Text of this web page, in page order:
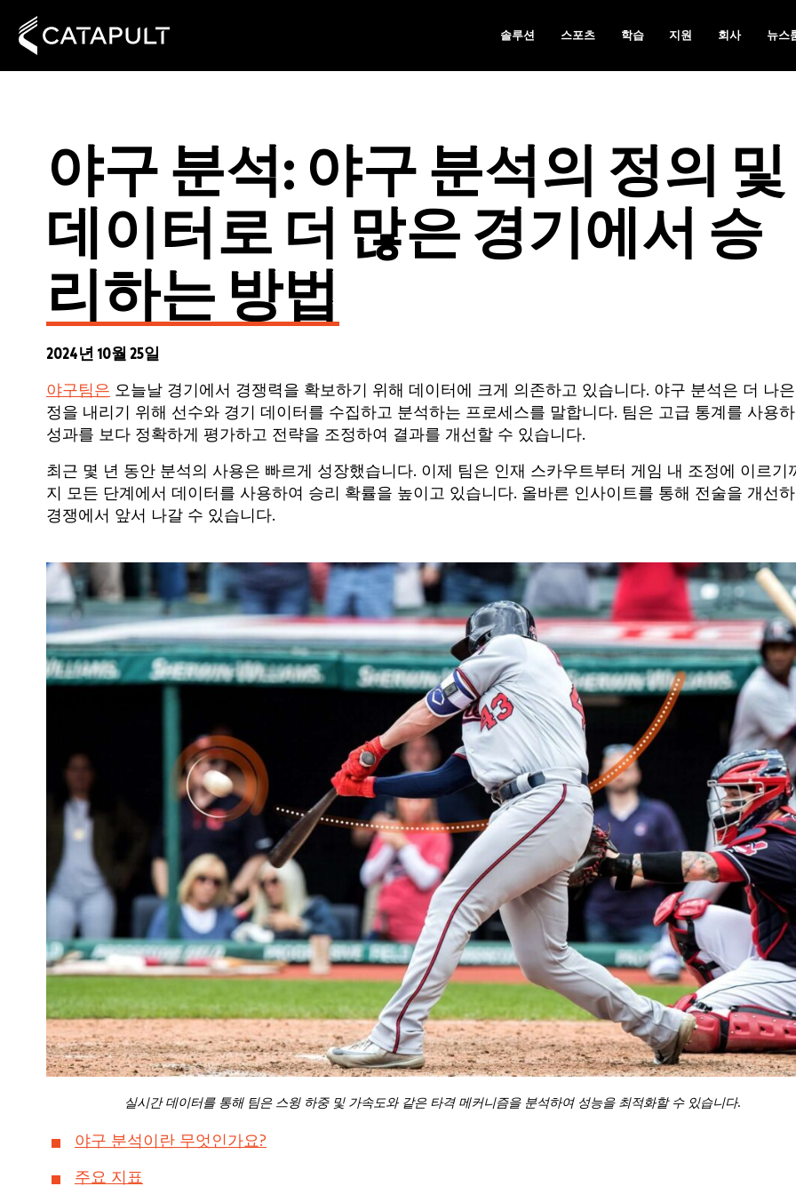
솔루션 스포츠 학습 지원 회사 뉴스
야구 분석: 야구 분석의 정의 및
데이터로 더 많은 경기에서 승
리하는 방법
2024년 10월 25일
야구팀은 오늘날 경기에서 경쟁력을 확보하기 위해 데이터에 크게 의존하고 있습니다. 야구 분석은 더 나
정을 내리기 위해 선수와 경기 데이터를 수집하고 분석하는 프로세스를 말합니다. 팀은 고급 통계를 사용
성과를 보다 정확하게 평가하고 전략을 조정하여 결과를 개선할 수 있습니다.
최근 몇 년 동안 분석의 사용은 빠르게 성장했습니다. 이제 팀은 인재 스카우트부터 게임 내 조정에 이르기
지 모든 단계에서 데이터를 사용하여 승리 확률을 높이고 있습니다. 올바른 인사이트를 통해 전술을 개선
경쟁에서 앞서 나갈 수 있습니다.
실시간 데이터를 통해 팀은 스윙 하중 및 가속도와 같은 타격 메커니즘을 분석하여 성능을 최적화할 수 있습니다.
야구 분석이란 무엇인가요?
주요 지표